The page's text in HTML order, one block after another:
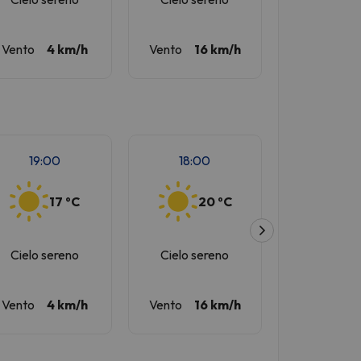
Vento 4 km/h Vento 16 km/h
19:00
17 ºC
Cielo sereno
Vento 4 km/h
18:00
20 ºC
Cielo sereno
Vento 16 km/h